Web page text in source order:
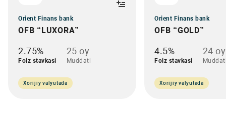
Orient Finans bank
OFB “LUXORA”
2.75%
Foiz stavkasi
25 oy
Muddati
Xorijiy valyutada
Orient Finans bank
OFB “GOLD”
4.5%
Foiz stavkasi
24 oy
Xorijiy valyutada